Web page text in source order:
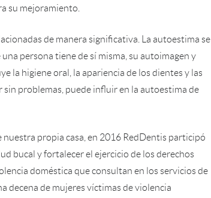
su mejoramiento.
de manera significativa. La autoestima se
persona tiene de sí misma, su autoimagen y
la higiene oral, la apariencia de los dientes y las
sin problemas, puede influir en la autoestima de
nuestra propia casa, en 2016 RedDentis participó
bucal y fortalecer el ejercicio de los derechos
doméstica que consultan en los servicios de
decena de mujeres víctimas de violencia